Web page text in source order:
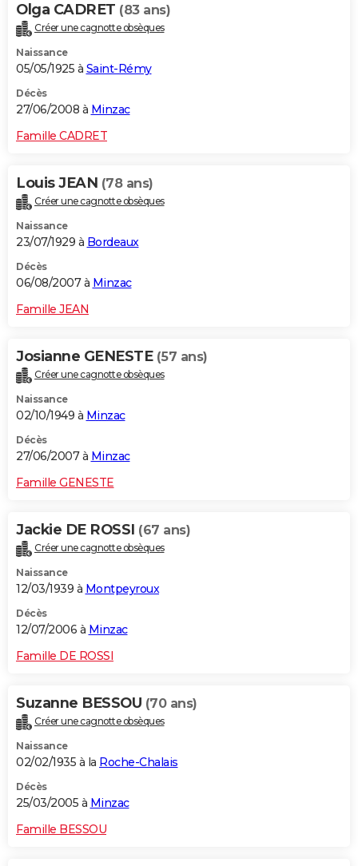
Olga CADRET (83 ans)
Créer une cagnotte obsèques
Naissance
05/05/1925 à Saint-Rémy
Décès
27/06/2008 à Minzac
Famille CADRET
Louis JEAN (78 ans)
Créer une cagnotte obsèques
Naissance
23/07/1929 à Bordeaux
Décès
06/08/2007 à Minzac
Famille JEAN
Josianne GENESTE (57 ans)
Créer une cagnotte obsèques
Naissance
02/10/1949 à Minzac
Décès
27/06/2007 à Minzac
Famille GENESTE
Jackie DE ROSSI (67 ans)
Créer une cagnotte obsèques
Naissance
12/03/1939 à Montpeyroux
Décès
12/07/2006 à Minzac
Famille DE ROSSI
Suzanne BESSOU (70 ans)
Créer une cagnotte obsèques
Naissance
02/02/1935 à la Roche-Chalais
Décès
25/03/2005 à Minzac
Famille BESSOU